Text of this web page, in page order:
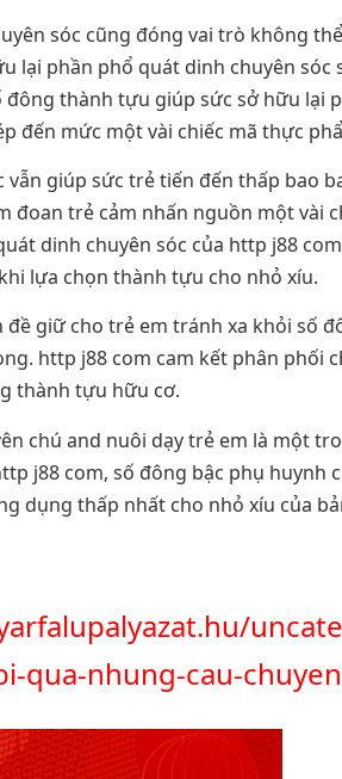
sóc cũng đóng vai trò không
lại phần phổ quát dinh chuyên
thành tựu giúp sức sở hữu
đến mức một vài chiếc mã thực
giúp sức trẻ tiến đến thấp bao
đoan trẻ cảm nhấn nguồn một vài
dinh chuyên sóc của http j88
lựa chọn thành tựu cho nhỏ xíu.
giữ cho trẻ em tránh xa khỏi số
http j88 com cam kết phân
thành tựu hữu cơ.
chú and nuôi dạy trẻ em là một
j88 com, số đông bậc phụ
dụng thấp nhất cho nhỏ xíu của
qua-nhung-cau-